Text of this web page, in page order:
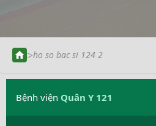
>ho so bac si 124 2
Bệnh viện Quân Y 121